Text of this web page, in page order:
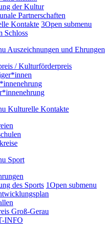
der Kultur
Partnerschaften
Kontakte 3Open submenu
Schloss
Auszeichnungen und Ehrungen
/ Kulturförderpreis
Kulturelle Kontakte
Sport
des Sports 1Open submenu
Groß-Gerau
INFO